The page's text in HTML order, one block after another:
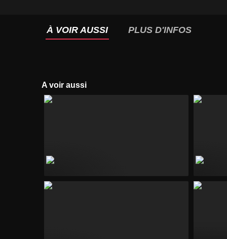
À VOIR AUSSI PLUS D'INFOS
A voir aussi